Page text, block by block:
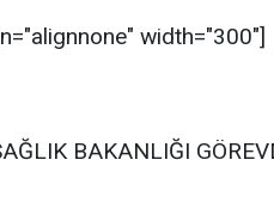
width="300"]
BAKANLIĞI